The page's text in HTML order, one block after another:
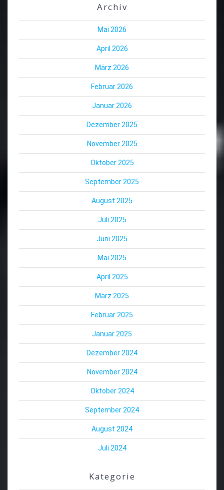
Archiv
Mai 2026
April 2026
März 2026
Februar 2026
Januar 2026
Dezember 2025
November 2025
Oktober 2025
September 2025
August 2025
Juli 2025
Juni 2025
Mai 2025
April 2025
März 2025
Februar 2025
Januar 2025
Dezember 2024
November 2024
Oktober 2024
September 2024
August 2024
Juli 2024
Kategorie